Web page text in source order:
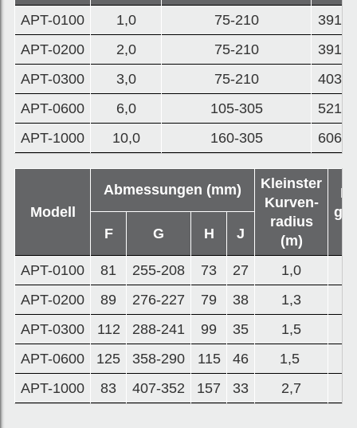
APT-0100
1,0 75-210
391
APT-0200
2,0 75-210
391
APT-0300
3,0 75-210 403
APT-0600
6,0 105-305 521
APT-1000
10,0 160-305 606
Modell
Abmessungen (mm)
Kleinster
Kurven-
radius
(m)
F G H J
APT-0100 81 255-208 73 27 1,0
APT-0200
89 276-227 79 38 1,3
APT-0300
112 288-241 99 35 1,5
APT-0600
125 358-290 115 46 1,5
APT-1000
83 407-352 157 33 2,7